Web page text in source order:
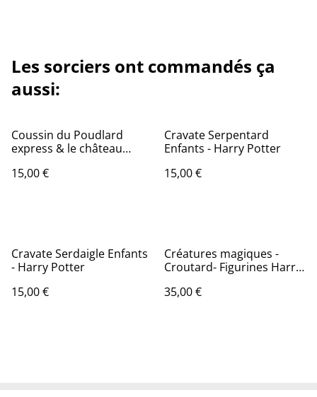
Les sorciers ont commandés ça
aussi:
Coussin du Poudlard
express & le château
15,00 €
Cravate Serpentard
Enfants - Harry Potter
15,00 €
Cravate Serdaigle Enfants
- Harry Potter
15,00 €
Créatures magiques -
Croutard- Figurines Harry
35,00 €